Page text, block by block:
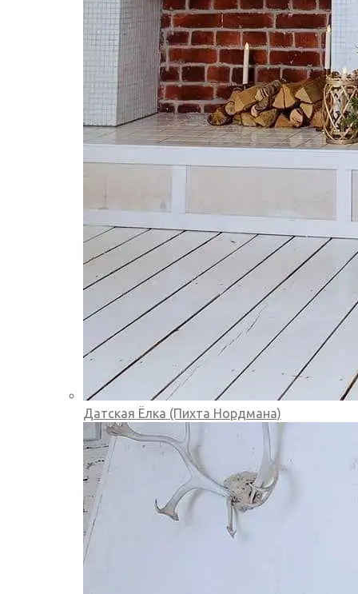
Датская Ёлка (Пихта Нордмана)